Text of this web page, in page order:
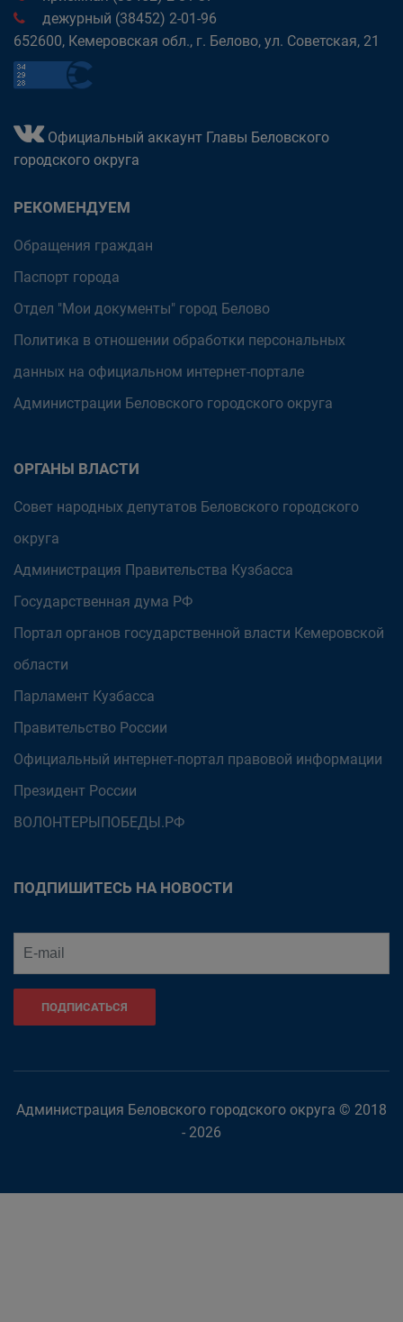
дежурный (38452) 2-01-96
652600, Кемеровская обл., г. Белово, ул. Советская, 21
Официальный аккаунт Главы Беловского
городского округа
РЕКОМЕНДУЕМ
Обращения граждан
Паспорт города
Отдел "Мои документы" город Белово
Политика в отношении обработки персональных
данных на официальном интернет-портале
Администрации Беловского городского округа
ОРГАНЫ ВЛАСТИ
Совет народных депутатов Беловского городского
округа
Администрация Правительства Кузбасса
Государственная дума РФ
Портал органов государственной власти Кемеровской
области
Парламент Кузбасса
Правительство России
Официальный интернет-портал правовой информации
Президент России
ВОЛОНТЕРЫПОБЕДЫ.РФ
ПОДПИШИТЕСЬ НА НОВОСТИ
ПОДПИСАТЬСЯ
Администрация Беловского городского округа © 2018
- 2026